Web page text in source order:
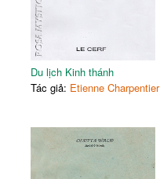
Du lịch Kinh thánh
Tác giả: Etienne Charpentier